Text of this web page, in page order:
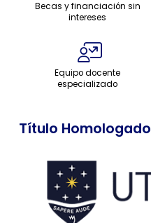
Becas y financiación sin
intereses
Equipo docente
especializado
Título Homologado